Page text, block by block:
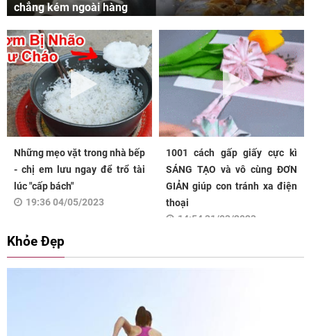
chẳng kém ngoài hàng
Những mẹo vặt trong nhà bếp
- chị em lưu ngay để trổ tài
lúc "cấp bách"
19:36 04/05/2023
1001 cách gấp giấy cực kì
SÁNG TẠO và vô cùng ĐƠN
GIẢN giúp con tránh xa điện
thoại
14:54 31/03/2023
Khỏe Đẹp